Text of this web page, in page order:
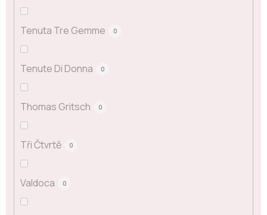
Tenuta Tre Gemme 0
Tenute Di Donna 0
Thomas Gritsch 0
Tři Čtvrtě 0
Valdoca 0